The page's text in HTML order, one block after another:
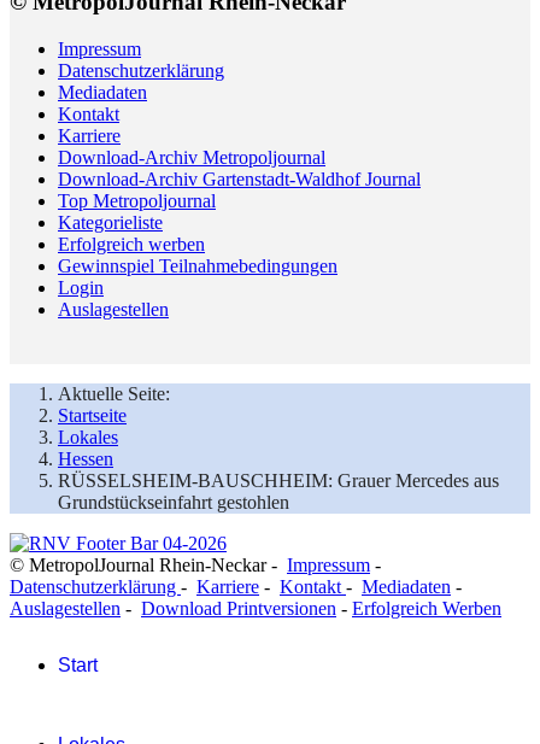
Impressum
Datenschutzerklärung
Mediadaten
Kontakt
Karriere
Download-Archiv Metropoljournal
Download-Archiv Gartenstadt-Waldhof Journal
Top Metropoljournal
Kategorieliste
Erfolgreich werben
Gewinnspiel Teilnahmebedingungen
Login
Auslagestellen
Aktuelle Seite:
Startseite
Lokales
Hessen
RÜSSELSHEIM-BAUSCHHEIM: Grauer Mercedes aus
Grundstückseinfahrt gestohlen
© MetropolJournal Rhein-Neckar - Impressum -
Datenschutzerklärung - Karriere - Kontakt - Mediadaten -
Auslagestellen - Download Printversionen - Erfolgreich Werben
Start